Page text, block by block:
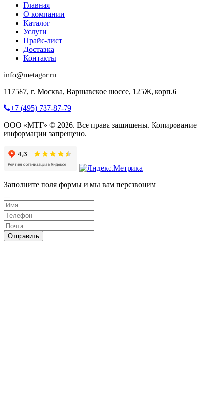
Главная
О компании
Каталог
Услуги
Прайс-лист
Доставка
Контакты
info@metagor.ru
117587, г. Москва, Варшавское шоссе, 125Ж, корп.6
+7 (495) 787-87-79
ООО «МТГ» © 2026. Все права защищены. Копирование
информации запрещено.
Заполните поля формы и мы вам перезвоним
Отправить